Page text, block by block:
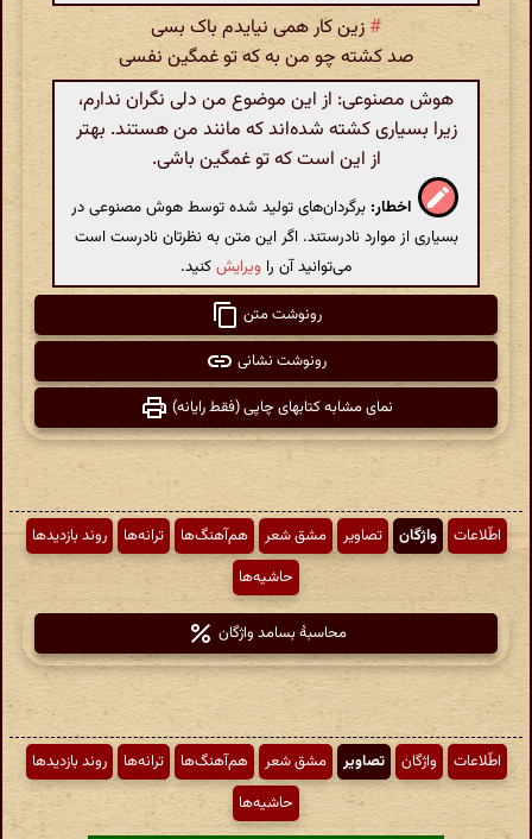
# زین کار همی نیایدم باک بسی
صد کشته چو من به که تو غمگین نفسی
هوش مصنوعی: از این موضوع من دلی نگران ندارم،
زیرا بسیاری کشته شده‌اند که مانند من هستند. بهتر
از این است که تو غمگین باشی.
اخطار: برگردان‌های تولید شده توسط هوش مصنوعی در
بسیاری از موارد نادرستند. اگر این متن به نظرتان نادرست است
می‌توانید آن را ویرایشکنید.
رونوشت متن
رونوشت نشانی
نمای مشابه کتابهای چاپی (فقط رایانه)
اطّلاعات واژگان تصاویر مشق شعر هم‌آهنگ‌ها ترانه‌ها
روند بازدیدها
حاشیه‌ها
محاسبهٔ بسامد واژگان
اطّلاعات واژگان تصاویر مشق شعر هم‌آهنگ‌ها ترانه‌ها
روند بازدیدها
حاشیه‌ها